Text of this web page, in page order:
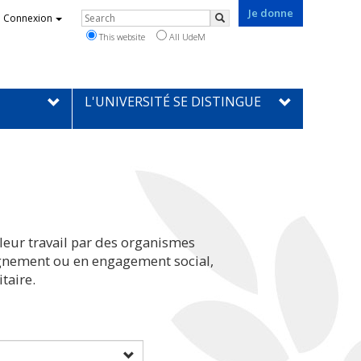
Je donne
Connexion Rechercher
Search
This website All UdeM
L'UNIVERSITÉ SE DISTINGUE
travail par des organismes
ou en engagement social,